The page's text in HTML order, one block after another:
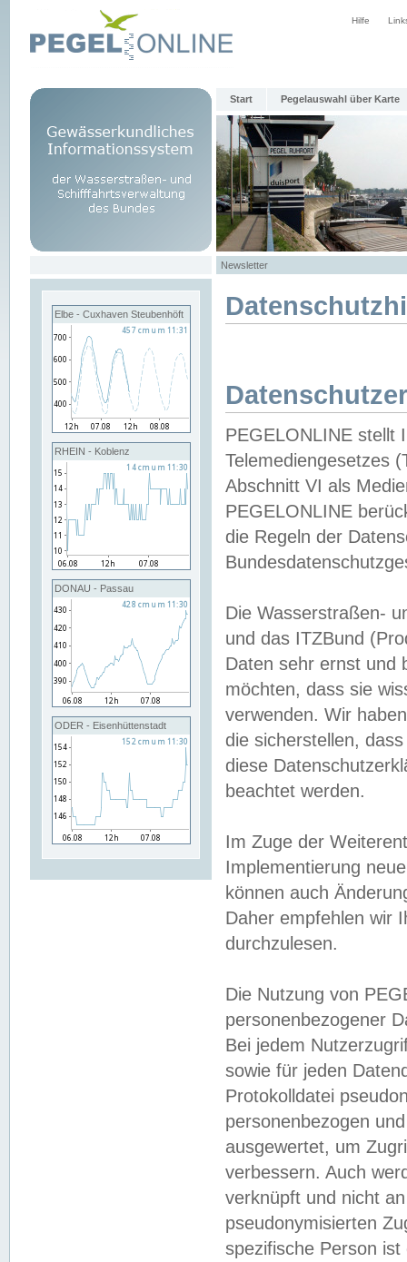
Hilfe
Start Pegelauswahl über Karte
Newsletter
Elbe - Cuxhaven Steubenhöft
RHEIN - Koblenz
DONAU - Passau
ODER - Eisenhüttenstadt
PEGELONLINE stellt
Telemediengesetzes
Abschnitt VI als
PEGELONLINE
die Regeln der
Die Wasserstraßen-
und das ITZBund
Daten sehr ernst und
möchten, dass sie
verwenden. Wir
die sicherstellen,
diese
beachtet werden.
Im Zuge der
Implementierung
können auch
Daher empfehlen wir
durchzulesen.
Die Nutzung von
personenbezogener
Bei jedem
sowie für jeden
Protokolldatei
personenbezogen
ausgewertet, um
verbessern. Auch
verknüpft und nicht
pseudonymisierten
spezifische Person